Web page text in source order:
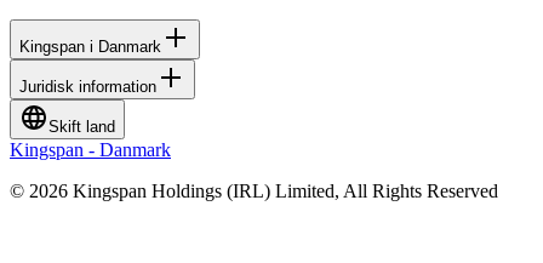
Kingspan i Danmark
Juridisk information
Skift land
Kingspan - Danmark
© 2026 Kingspan Holdings (IRL) Limited, All Rights Reserved